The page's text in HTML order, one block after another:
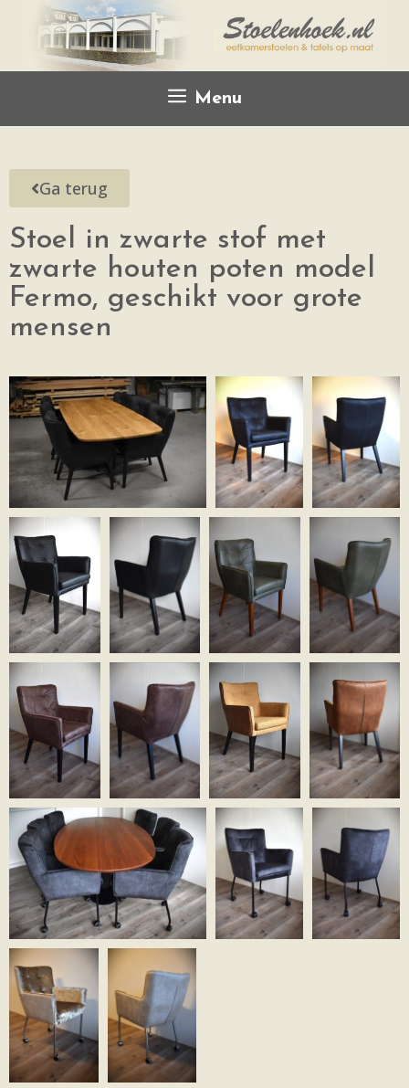
Menu
Ga terug
Stoel in zwarte stof met
zwarte houten poten model
Fermo, geschikt voor grote
mensen